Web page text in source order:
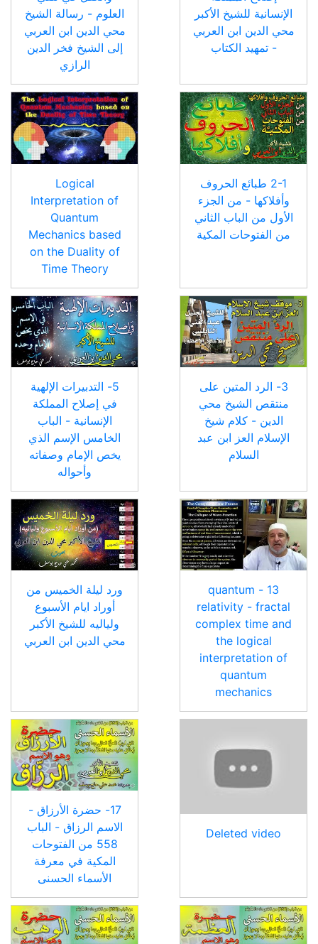
الإنسانية للشيخ الأكبر
محي الدين ابن العربي
- تمهيد الكتاب
العلوم - رسالة الشيخ
محي الدين ابن العربي
إلى الشيخ فخر الدين
الرازي
2-1 طبائع الحروف
وأفلاكها - من الجزء
الأول من الباب الثاني
من الفتوحات المكية
Logical
Interpretation of
Quantum
Mechanics based
on the Duality of
Time Theory
3- الرد المتين على
منتقص الشيخ محي
الدين - كلام شيخ
الإسلام العز ابن عبد
السلام
5- التدبيرات الإلهية
في إصلاح المملكة
الإنسانية - الباب
الخامس الإسم الذي
يخص الإمام وصفاته
وأحواله
13 - quantum
relativity - fractal
complex time and
the logical
interpretation of
quantum
mechanics
ورد ليلة الخميس من
أوراد ايام الأسبوع
ولياليه للشيخ الأكبر
محي الدين ابن العربي
Deleted video
17- حضرة الأرزاق -
الاسم الرزاق - الباب
558 من الفتوحات
المكية في معرفة
الأسماء الحسنى